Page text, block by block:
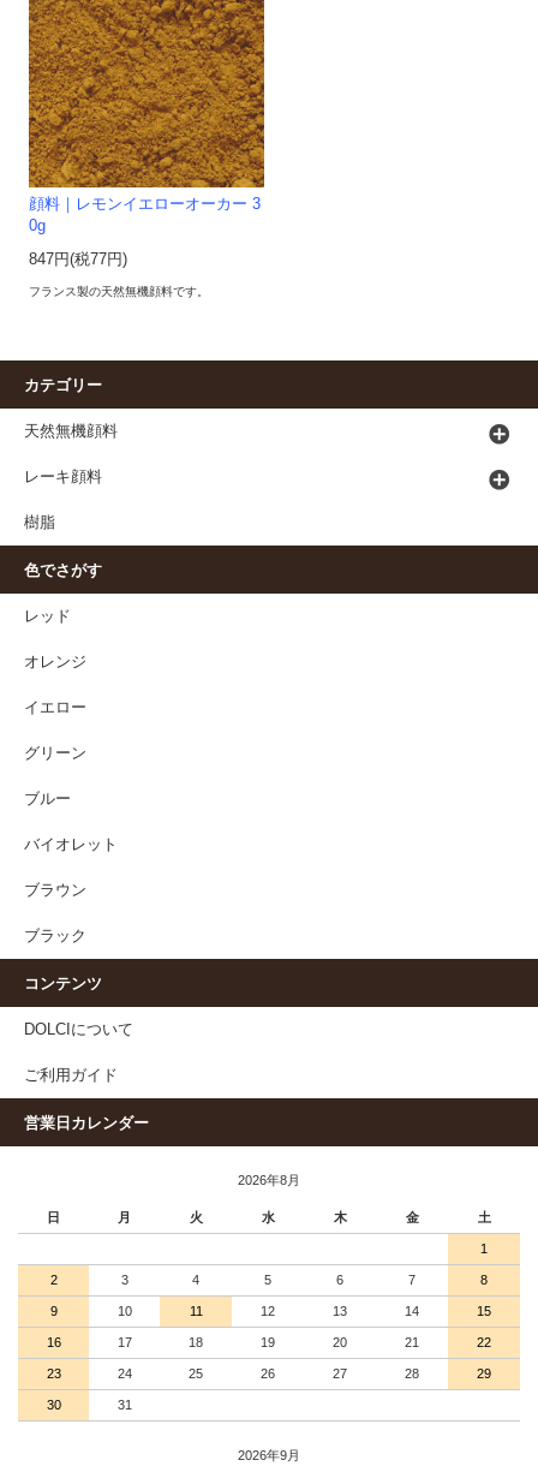
顔料｜レモンイエローオーカー 3
0g
847円(税77円)
フランス製の天然無機顔料です。
カテゴリー
天然無機顔料
レーキ顔料
樹脂
色でさがす
レッド
オレンジ
イエロー
グリーン
ブルー
バイオレット
ブラウン
ブラック
コンテンツ
DOLCIについて
ご利用ガイド
営業日カレンダー
2026年8月
日 月 火 水 木 金 土
1
2 3 4 5 6 7 8
9 10 11 12 13 14 15
16 17 18 19 20 21 22
23 24 25 26 27 28 29
30 31
2026年9月